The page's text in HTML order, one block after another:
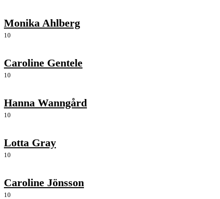
Monika Ahlberg
10
Caroline Gentele
10
Hanna Wanngård
10
Lotta Gray
10
Caroline Jönsson
10